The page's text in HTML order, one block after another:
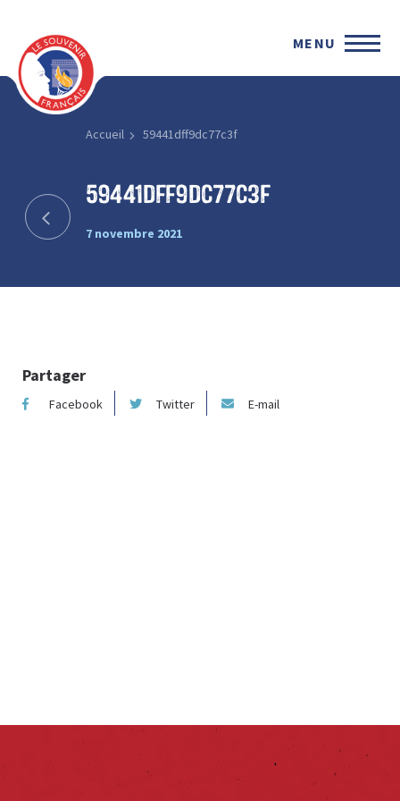
MENU
Accueil 59441dff9dc77c3f
59441dff9dc77c3f
7 novembre 2021
Partager
Facebook Twitter E-mail